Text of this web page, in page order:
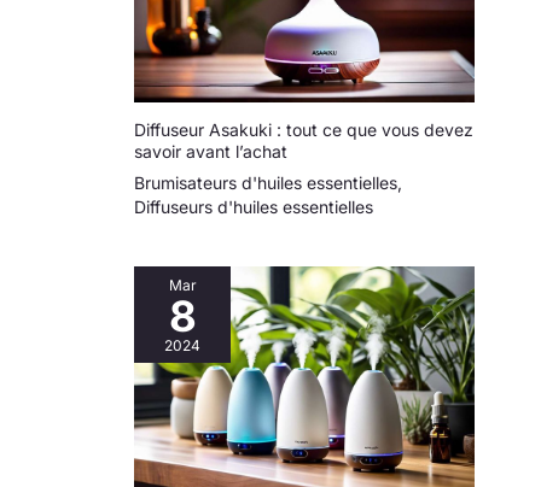
Diffuseur Asakuki : tout ce que vous devez
savoir avant l’achat
Brumisateurs d'huiles essentielles,
Diffuseurs d'huiles essentielles
Mar
8
2024